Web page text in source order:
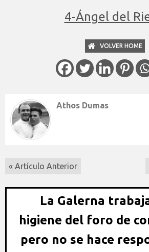
4-Ángel del
VOLVER HOME
Athos Dumas
« Artículo Anterior
La Galerna
higiene del foro de
pero no se hace